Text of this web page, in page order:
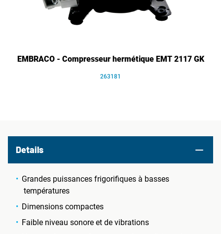
EMBRACO - Compresseur hermétique EMT 2117 GK
263181
Details
Grandes puissances frigorifiques à basses
températures
Dimensions compactes
Faible niveau sonore et de vibrations